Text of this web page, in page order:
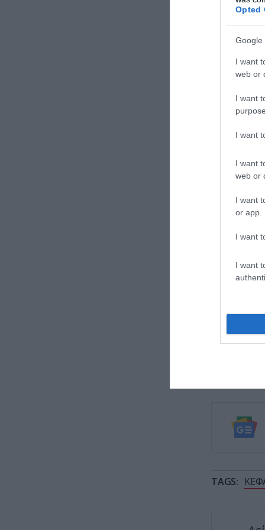
Opted
Google
I want
web or
I want
I want
I want
web or
I want
or app.
I want
I want
στα
Νέα
TAGS: